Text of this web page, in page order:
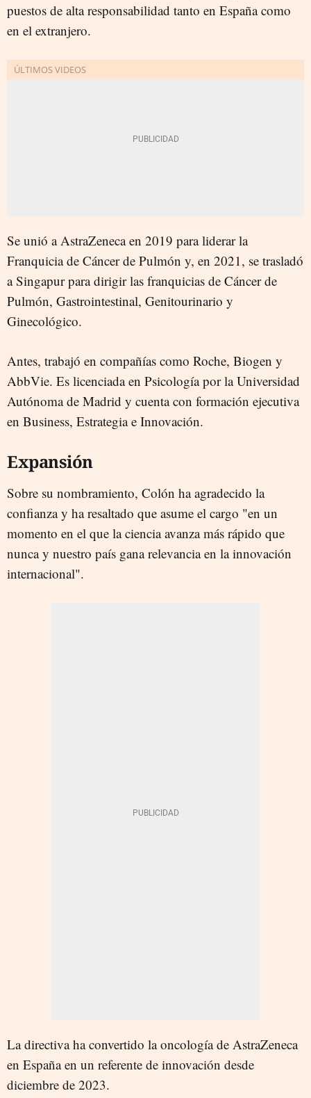
puestos de alta responsabilidad tanto en España como
en el extranjero.
Se unió a AstraZeneca en 2019 para liderar la
Franquicia de Cáncer de Pulmón y, en 2021, se trasladó
a Singapur para dirigir las franquicias de Cáncer de
Pulmón, Gastrointestinal, Genitourinario y
Ginecológico.
Antes, trabajó en compañías como Roche, Biogen y
AbbVie. Es licenciada en Psicología por la Universidad
Autónoma de Madrid y cuenta con formación ejecutiva
en Business, Estrategia e Innovación.
Expansión
Sobre su nombramiento, Colón ha agradecido la
confianza y ha resaltado que asume el cargo "en un
momento en el que la ciencia avanza más rápido que
nunca y nuestro país gana relevancia en la innovación
internacional".
La directiva ha convertido la oncología de AstraZeneca
en España en un referente de innovación desde
diciembre de 2023.